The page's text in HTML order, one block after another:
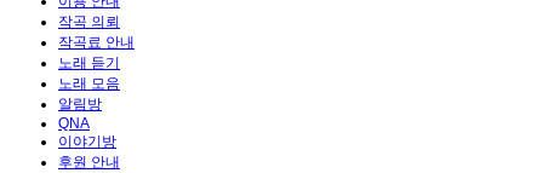
작곡 의뢰
작곡료 안내
노래 듣기
노래 모음
알림방
QNA
이야기방
후원 안내